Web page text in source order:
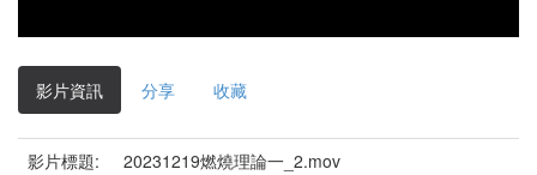
影片資訊 分享 收藏
影片標題:
20231219燃燒理論一_2.mov